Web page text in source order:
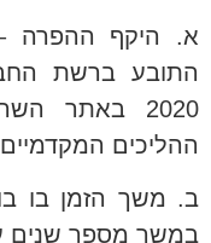
א. היקף ההפרה
2020 באתר
ההליכים
ב. משך הזמן בו
במשך מספר שנים